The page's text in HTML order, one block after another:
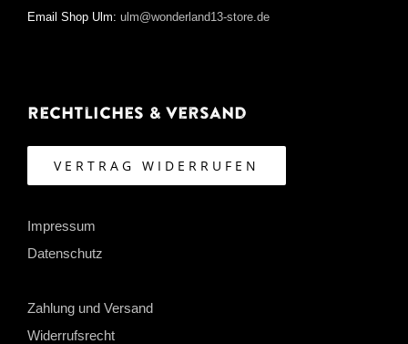
Email Shop Ulm: ulm@wonderland13-store.de
Rechtliches & Versand
VERTRAG WIDERRUFEN
Impressum
Datenschutz
Zahlung und Versand
Widerrufsrecht